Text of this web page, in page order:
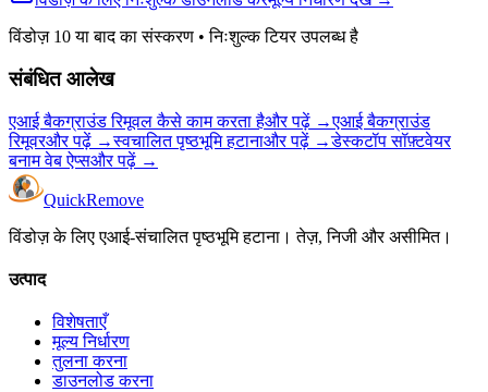
विंडोज़ 10 या बाद का संस्करण •निःशुल्क टियर उपलब्ध है
संबंधित आलेख
एआई बैकग्राउंड रिमूवल कैसे काम करता हैऔर पढ़ें →एआई बैकग्राउंड
रिमूवरऔर पढ़ें →स्वचालित पृष्ठभूमि हटानाऔर पढ़ें →डेस्कटॉप सॉफ़्टवेयर
बनाम वेब ऐप्सऔर पढ़ें →
QuickRemove
विंडोज़ के लिए एआई-संचालित पृष्ठभूमि हटाना। तेज़, निजी और असीमित।
उत्पाद
विशेषताएँ
मूल्य निर्धारण
तुलना करना
डाउनलोड करना